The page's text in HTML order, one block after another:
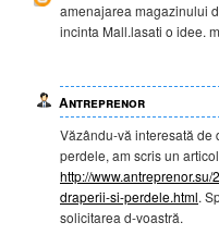
amenajarea magazinului
incinta Mall.lasati o idee.
Antreprenor
Văzându-vă interesată
perdele, am scris un
http://
draperii-si-perdele.html.
solicitarea d-voastră.